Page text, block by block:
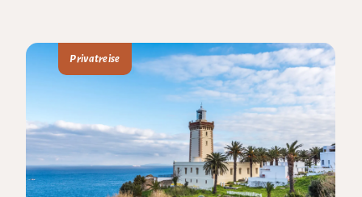
Privatreise